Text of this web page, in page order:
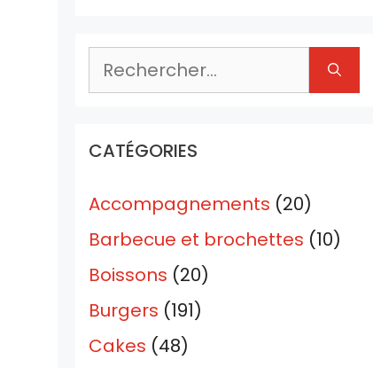
Rechercher :
CATÉGORIES
Accompagnements (20)
Barbecue et brochettes (10)
Boissons (20)
Burgers (191)
Cakes (48)